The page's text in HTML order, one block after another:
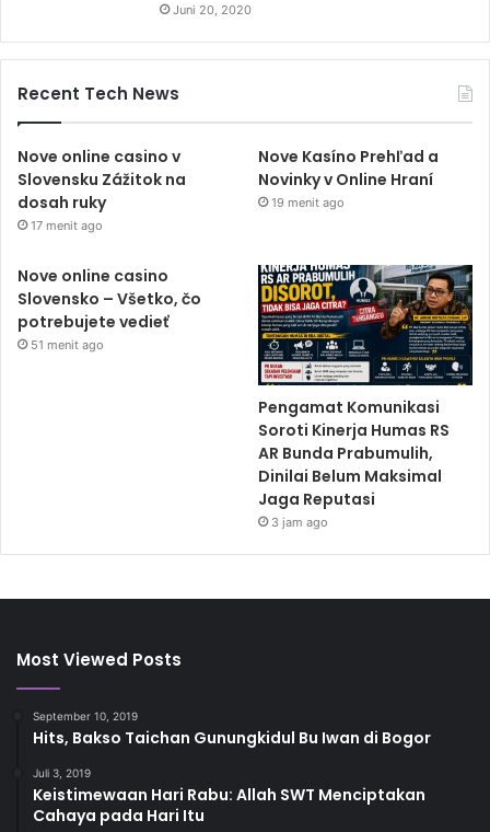
Juni 20, 2020
Recent Tech News
Nove online casino v
Slovensku Zážitok na
dosah ruky
17 menit ago
Nove Kasíno Prehľad a
Novinky v Online Hraní
19 menit ago
Nove online casino
Slovensko – Všetko, čo
potrebujete vedieť
51 menit ago
Pengamat Komunikasi
Soroti Kinerja Humas RS
AR Bunda Prabumulih,
Dinilai Belum Maksimal
Jaga Reputasi
3 jam ago
Most Viewed Posts
September 10, 2019
Hits, Bakso Taichan Gunungkidul Bu Iwan di Bogor
Juli 3, 2019
Keistimewaan Hari Rabu: Allah SWT Menciptakan
Cahaya pada Hari Itu